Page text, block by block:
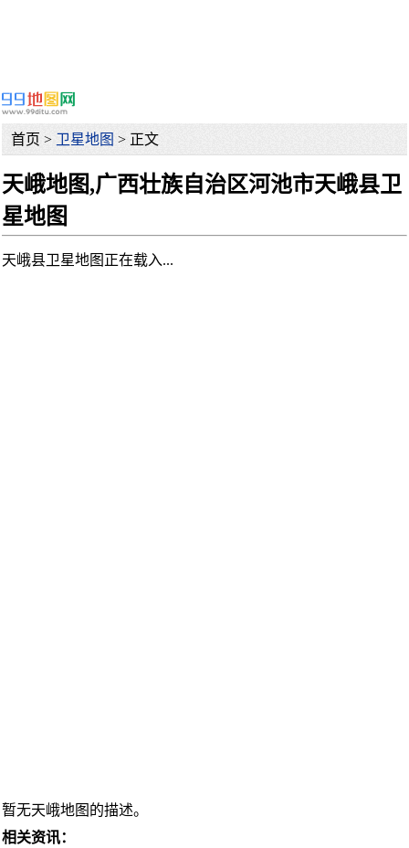
首页 > 卫星地图 > 正文
天峨地图,广西壮族自治区河池市天峨县卫
星地图
天峨县卫星地图正在载入...
暂无天峨地图的描述。
相关资讯：